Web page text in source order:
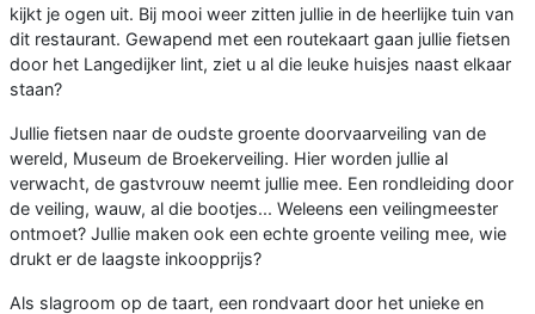
kijkt je ogen uit. Bij mooi weer zitten jullie in de heerlijke tuin van
dit restaurant. Gewapend met een routekaart gaan jullie fietsen
door het Langedijker lint, ziet u al die leuke huisjes naast elkaar
staan?
Jullie fietsen naar de oudste groente doorvaarveiling van de
wereld, Museum de Broekerveiling. Hier worden jullie al
verwacht, de gastvrouw neemt jullie mee. Een rondleiding door
de veiling, wauw, al die bootjes... Weleens een veilingmeester
ontmoet? Jullie maken ook een echte groente veiling mee, wie
drukt er de laagste inkoopprijs?
Als slagroom op de taart, een rondvaart door het unieke en